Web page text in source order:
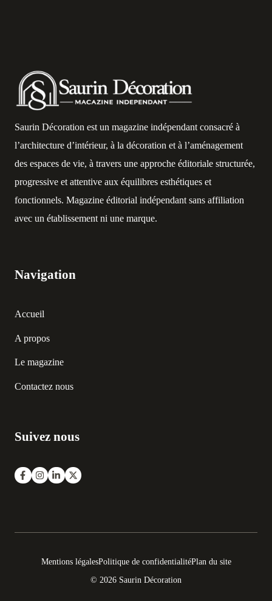
Saurin Décoration est un magazine indépendant consacré à
l’architecture d’intérieur, à la décoration et à l’aménagement
des espaces de vie, à travers une approche éditoriale structurée,
progressive et attentive aux équilibres esthétiques et
fonctionnels. Magazine éditorial indépendant sans affiliation
avec un établissement ni une marque.
Navigation
Accueil
A propos
Le magazine
Contactez nous
Suivez nous
© 2026 Saurin Décoration
Mentions légalesPolitique de confidentialitéPlan du site